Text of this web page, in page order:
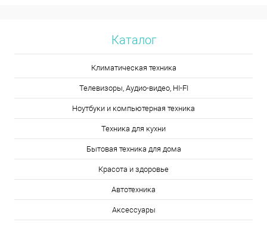
Каталог
Климатическая техника
Телевизоры, Аудио-видео, HI-FI
Ноутбуки и компьютерная техника
Техника для кухни
Бытовая техника для дома
Красота и здоровье
Автотехника
Аксессуары